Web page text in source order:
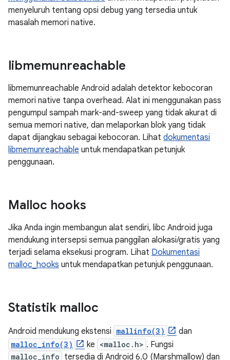
menyeluruh tentang opsi debug yang tersedia untuk
masalah memori native.
libmemunreachable
libmemunreachable Android adalah detektor kebocoran
memori native tanpa overhead. Alat ini menggunakan pass
pengumpul sampah mark-and-sweep yang tidak akurat di
semua memori native, dan melaporkan blok yang tidak
dapat dijangkau sebagai kebocoran. Lihat dokumentasi
libmemunreachable untuk mendapatkan petunjuk
penggunaan.
Malloc hooks
Jika Anda ingin membangun alat sendiri, libc Android juga
mendukung intersepsi semua panggilan alokasi/gratis yang
terjadi selama eksekusi program. Lihat Dokumentasi
malloc_hooks untuk mendapatkan petunjuk penggunaan.
Statistik malloc
Android mendukung ekstensi mallinfo(3) dan
malloc_info(3) ke <malloc.h> . Fungsi
malloc_info tersedia di Android 6.0 (Marshmallow) dan